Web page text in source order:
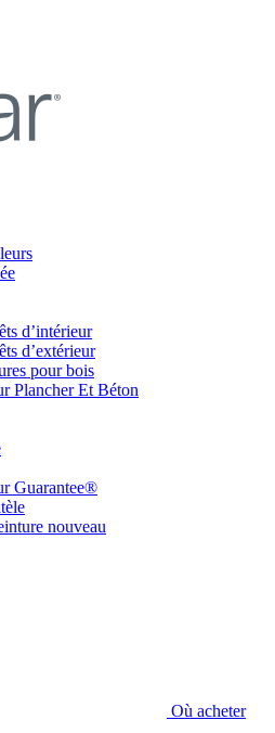
d’intérieur
d’extérieur
pour bois
Plancher Et Béton
Guarantee®
nouveau
Où acheter